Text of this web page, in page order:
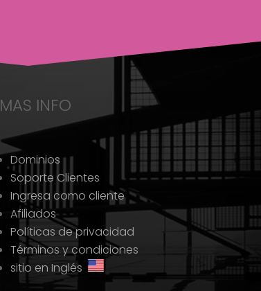
MAS INFO
Dominios
Soporte Clientes
Ingresa como cliente
Afiliados
Políticas de privacidad
Términos y condiciones
sitio en Inglés